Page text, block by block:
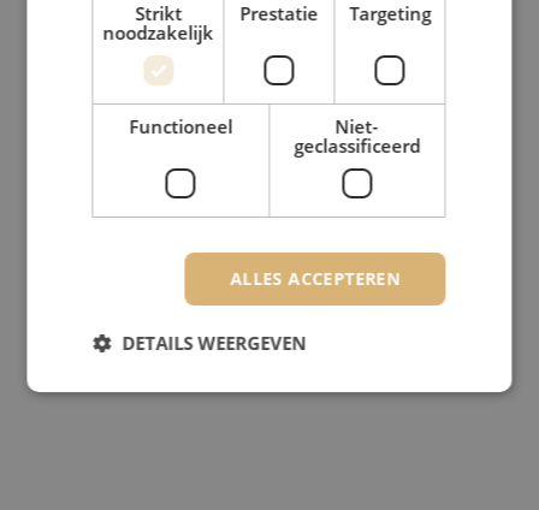
Strikt
noodzakelijk
Prestatie Targeting
Functioneel
Niet-
geclassificeerd
ALLES ACCEPTEREN
DETAILS WEERGEVEN